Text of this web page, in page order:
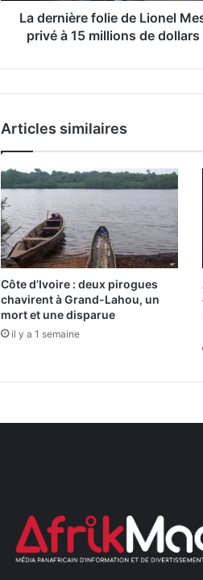
La dernière folie de Lionel
privé à 15 millions de dollars
Articles similaires
Côte d’Ivoire : deux pirogues
chavirent à Grand-Lahou, un
mort et une disparue
il y a 1 semaine